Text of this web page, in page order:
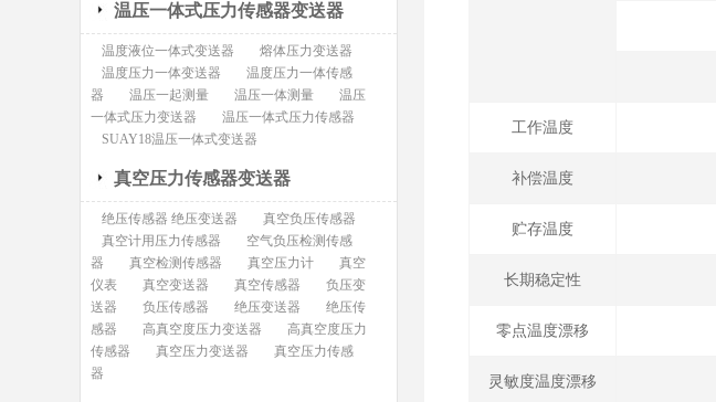
工作温度
补偿温度
贮存温度
长期稳定性
零点温度漂移
灵敏度温度漂移
温压一体式压力传感器变送器
温度液位一体式变送器
熔体压力变送器
温度压力一体变送器
温度压力一体传感
器
温压一起测量 温压一体测量
温压
一体式压力变送器
温压一体式压力传感器
SUAY18温压一体式变送器
真空压力传感器变送器
绝压传感器 绝压变送器
真空负压传感器
真空计用压力传感器
空气负压检测传感
器
真空检测传感器 真空压力计
真空
仪表
真空变送器 真空传感器
负压变
送器
负压传感器 绝压变送器
绝压传
感器
高真空度压力变送器
高真空度压力
传感器
真空压力变送器
真空压力传感
器